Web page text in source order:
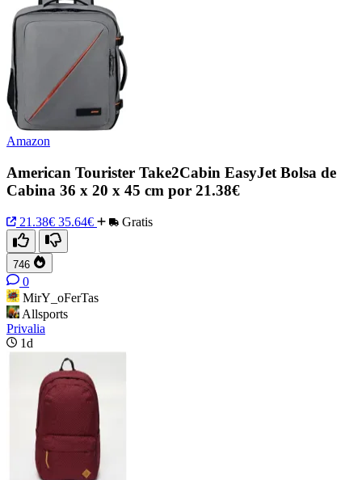
Amazon
American Tourister Take2Cabin EasyJet Bolsa de
Cabina 36 x 20 x 45 cm por 21.38€
21.38€ 35.64€ Gratis
746
0
MirY_oFerTas
Allsports
Privalia
1d